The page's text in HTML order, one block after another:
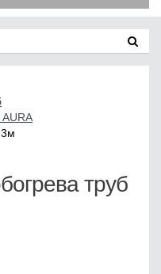
AURA
3м
труб